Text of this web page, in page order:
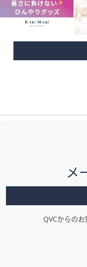
メ
ニ
メ
QVCからの